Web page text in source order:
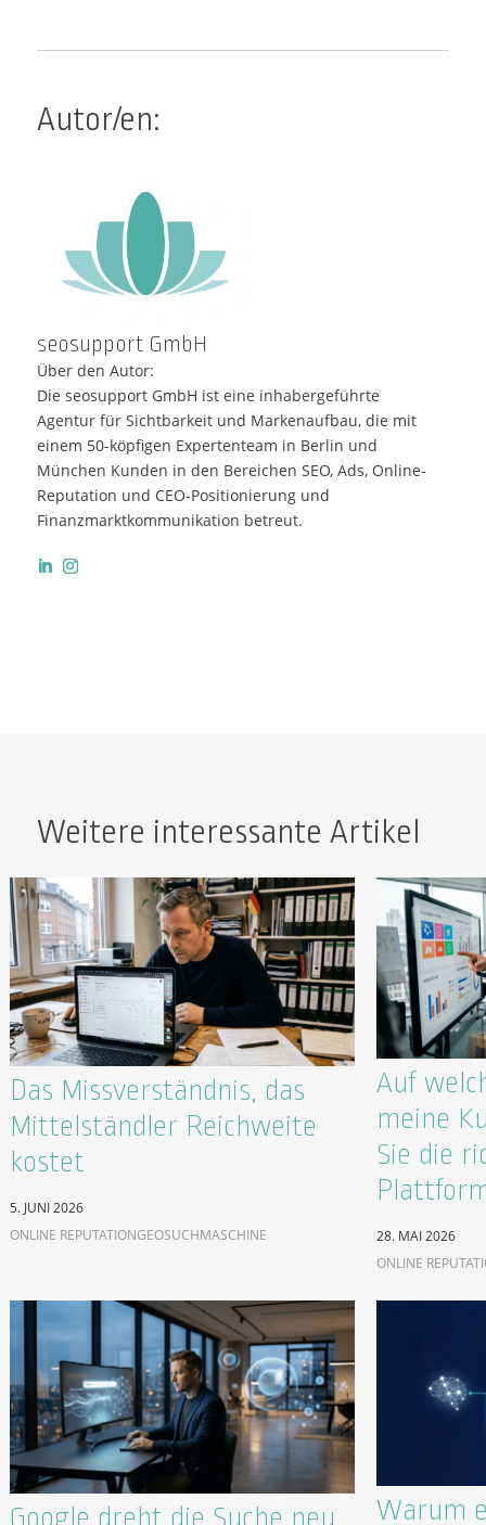
Autor/en:
seosupport GmbH
Über den Autor:
Die seosupport GmbH ist eine inhabergeführte
Agentur für Sichtbarkeit und Markenaufbau, die mit
einem 50-köpfigen Expertenteam in Berlin und
München Kunden in den Bereichen SEO, Ads, Online-
Reputation und CEO-Positionierung und
Finanzmarktkommunikation betreut.
Weitere interessante Artikel
Das Missverständnis, das
Mittelständler Reichweite
kostet
5. JUNI 2026
ONLINE REPUTATIONGEOSUCHMASCHINE
Auf
meine
Sie die
28. MAI 2026
ONLINE
Google dreht die Suche neu Warum